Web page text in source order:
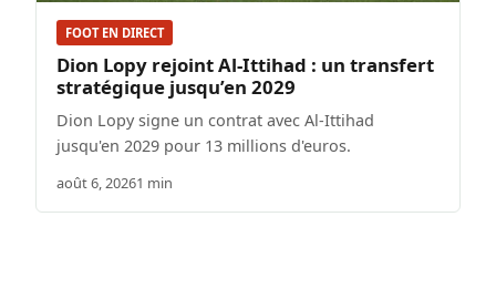
FOOT EN DIRECT
Dion Lopy rejoint Al-Ittihad : un transfert
stratégique jusqu’en 2029
Dion Lopy signe un contrat avec Al-Ittihad
jusqu'en 2029 pour 13 millions d'euros.
août 6, 20261 min